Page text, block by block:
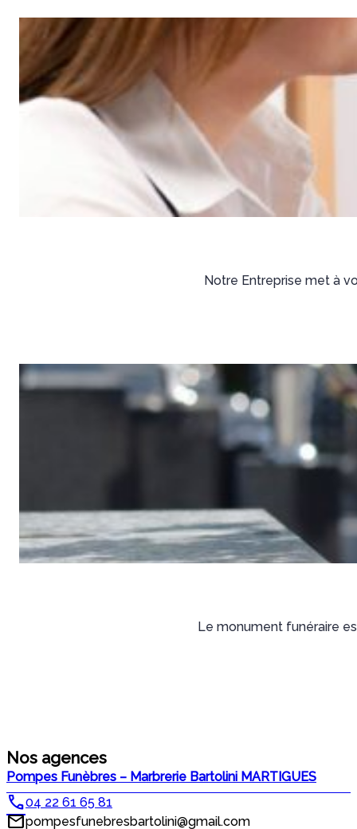
Notre Entreprise met à
Le monument funéraire
Nos agences
Pompes Funèbres – Marbrerie Bartolini MARTIGUES
04 22 61 65 81
pompesfunebresbartolini@gmail.com